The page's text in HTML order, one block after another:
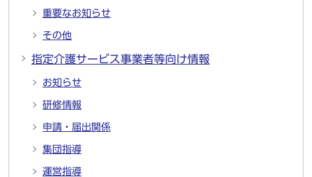
重要なお知らせ
その他
指定介護サービス事業者等向け情報
お知らせ
研修情報
申請・届出関係
集団指導
運営指導